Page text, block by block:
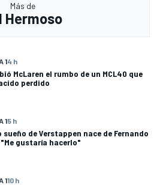
Más de
Hermoso
14 h
McLaren el rumbo de un MCL40 que
perdido
15 h
sueño de Verstappen nace de Fernando
gustaría hacerlo"
110 h